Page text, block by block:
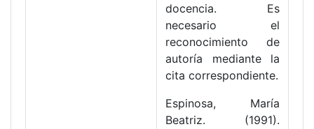
docencia. Es
necesario el
reconocimiento de
autoría mediante la
cita correspondiente.
Espinosa, María
Beatriz. (1991).